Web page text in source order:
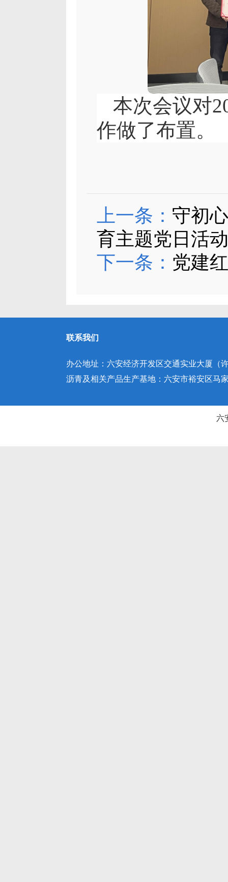
本次会议对
作做了布置。
上一条： 守初
育主题党日活动
下一条： 党建
联系我们
办公地址：六安经济开发区交通实业大厦（
沥青及相关产品生产基地：六安市裕安区马